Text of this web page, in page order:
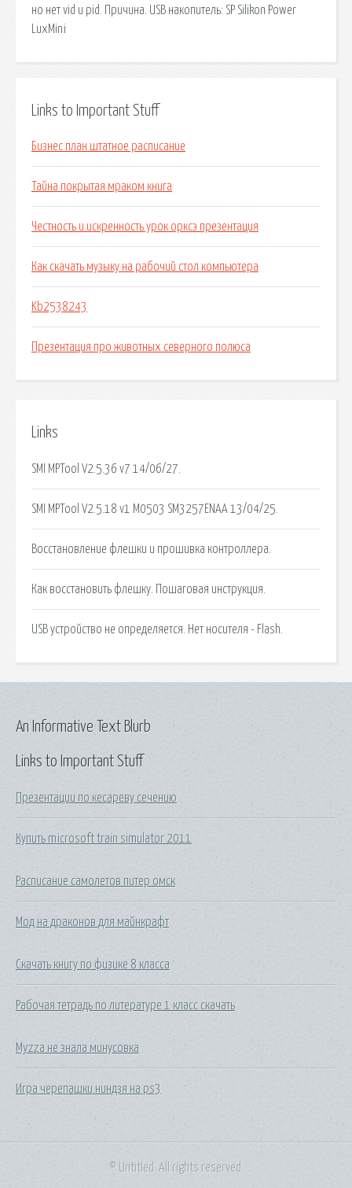
но нет vid и pid. Причина. USB накопитель: SP Silikon Power
LuxMini
Links to Important Stuff
Бизнес план штатное расписание
Тайна покрытая мраком книга
Честность и искренность урок орксэ презентация
Как скачать музыку на рабочий стол компьютера
Kb2538243
Презентация про животных северного полюса
Links
SMI MPTool V2.5.36 v7 14/06/27.
SMI MPTool V2.5.18 v1 M0503 SM3257ENAA 13/04/25.
Восстановление флешки и прошивка контроллера.
Как восстановить флешку. Пошаговая инструкция.
USB устройство не определяется. Нет носителя - Flash.
Links to Important Stuff
Презентации по кесареву сечению
Купить microsoft train simulator 2011
Расписание самолетов питер омск
Мод на драконов для майнкрафт
Скачать книгу по физике 8 класса
Рабочая тетрадь по литературе 1 класс скачать
Myzza не знала минусовка
Игра черепашки ниндзя на ps3
An Informative Text Blurb
© Untitled. All rights reserved.